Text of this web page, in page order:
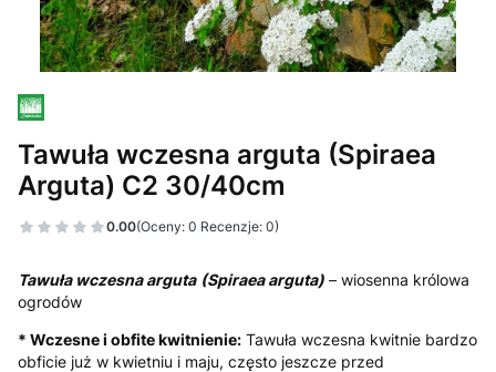
Tawuła wczesna arguta (Spiraea
Arguta) C2 30/40cm
0.00(Oceny: 0 Recenzje: 0)
Tawuła wczesna arguta (Spiraea arguta) – wiosenna królowa
ogrodów
* Wczesne i obfite kwitnienie: Tawuła wczesna kwitnie bardzo
obficie już w kwietniu i maju, często jeszcze przed